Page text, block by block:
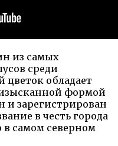
из самых
среди
цветок обладает
формой
и зарегистрирован
в честь города
самом северном